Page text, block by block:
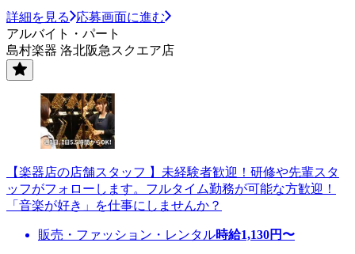
詳細を見る
応募画面に進む
アルバイト・パート
島村楽器 洛北阪急スクエア店
【楽器店の店舗スタッフ 】未経験者歓迎！研修や先輩スタ
ッフがフォローします。フルタイム勤務が可能な方歓迎！
「音楽が好き」を仕事にしませんか？
販売・ファッション・レンタル時給1,130円〜